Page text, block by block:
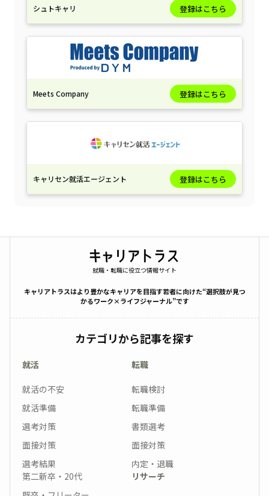
シュトキャリ 登録はこちら
Meets Company 登録はこちら
キャリセン就活エージェント 登録はこちら
就職・転職に役立つ情報サイト
キャリアトラスはより豊かなキャリアを目指す若者に向けた“選択肢が見つ
かるワーク×ライフジャーナル”です
カテゴリから記事を探す
就活
就活の不安
就活準備
選考対策
面接対策
選考結果
転職
転職検討
転職準備
書類選考
面接対策
内定・退職
第二新卒・20代
リサーチ